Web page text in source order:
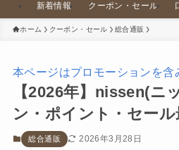
新着情報 クーポン・セール
ホーム クーポン・セール 総合通販
本ページはプロモーションを含
【2026年】nissen(ニ
ン・ポイント・セール
総合通販 2026年3月28日